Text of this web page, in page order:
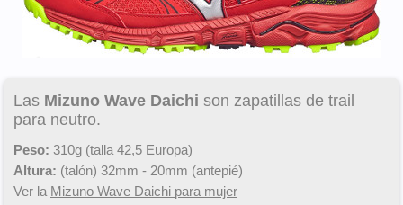
Las Mizuno Wave Daichi son zapatillas de trail
para neutro.
Peso: 310g (talla 42,5 Europa)
Altura: (talón) 32mm - 20mm (antepié)
Ver la Mizuno Wave Daichi para mujer